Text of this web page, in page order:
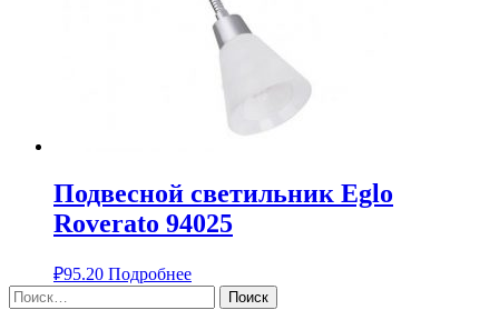
Подвесной светильник Eglo
Roverato 94025
₽95.20 Подробнее
Найти: